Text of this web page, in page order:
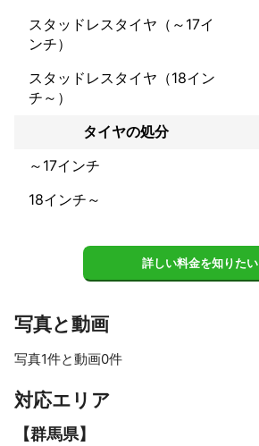
スタッドレスタイヤ（～17イ
ンチ）
スタッドレスタイヤ（18イン
チ～）
タイヤの処分
～17インチ
18インチ～
詳しい料金を知りたい
写真と動画
写真1件と動画0件
対応エリア
【群馬県】